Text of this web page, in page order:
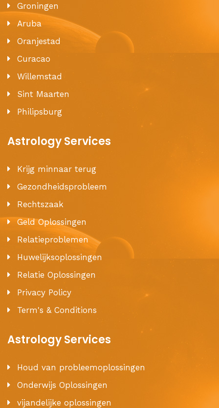
Groningen
Aruba
Oranjestad
Curacao
Willemstad
Sint Maarten
Philipsburg
Astrology Services
Krijg minnaar terug
Gezondheidsprobleem
Rechtszaak
Geld Oplossingen
Relatieproblemen
Huwelijksoplossingen
Relatie Oplossingen
Privacy Policy
Term's & Conditions
Astrology Services
Houd van probleemoplossingen
Onderwijs Oplossingen
vijandelijke oplossingen